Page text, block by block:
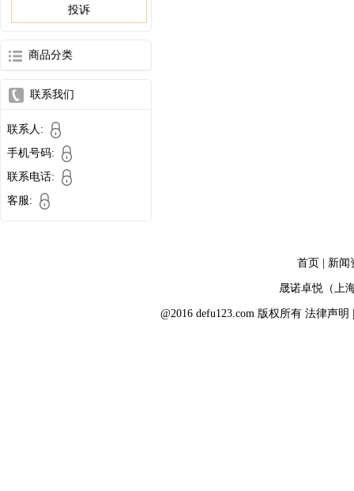
投诉
商品分类
联系我们
联系人:
手机号码:
联系电话:
客服:
首页 新闻
晟诺卓悦（上
@2016 defu123.com 版权所有 法律声明